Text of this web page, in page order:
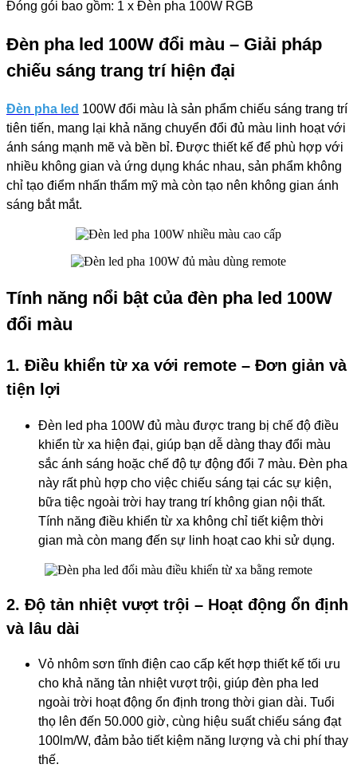
​Đóng gói bao gồm: 1 x Đèn pha 100W RGB
Đèn pha led 100W đổi màu – Giải pháp
chiếu sáng trang trí hiện đại
Đèn pha led 100W đổi màu là sản phẩm chiếu sáng trang trí
tiên tiến, mang lại khả năng chuyển đổi đủ màu linh hoạt với
ánh sáng mạnh mẽ và bền bỉ. Được thiết kế để phù hợp với
nhiều không gian và ứng dụng khác nhau, sản phẩm không
chỉ tạo điểm nhấn thẩm mỹ mà còn tạo nên không gian ánh
sáng bắt mắt.
Tính năng nổi bật của đèn pha led 100W
đổi màu
1. Điều khiển từ xa với remote – Đơn giản và
tiện lợi
Đèn led pha 100W đủ màu được trang bị chế độ điều
khiển từ xa hiện đại, giúp bạn dễ dàng thay đổi màu
sắc ánh sáng hoặc chế độ tự động đổi 7 màu. Đèn pha
này rất phù hợp cho việc chiếu sáng tại các sự kiện,
bữa tiệc ngoài trời hay trang trí không gian nội thất.
Tính năng điều khiển từ xa không chỉ tiết kiệm thời
gian mà còn mang đến sự linh hoạt cao khi sử dụng.
2. Độ tản nhiệt vượt trội – Hoạt động ổn định
và lâu dài
Vỏ nhôm sơn tĩnh điện cao cấp kết hợp thiết kế tối ưu
cho khả năng tản nhiệt vượt trội, giúp đèn pha led
ngoài trời hoạt động ổn định trong thời gian dài. Tuổi
thọ lên đến 50.000 giờ, cùng hiệu suất chiếu sáng đạt
100lm/W, đảm bảo tiết kiệm năng lượng và chi phí thay
thế.